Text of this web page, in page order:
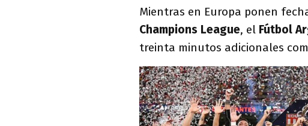
Mientras en Europa ponen
Champions League, el Fútbol
treinta minutos adicionales